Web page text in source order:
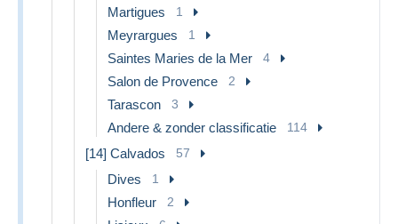
Martigues 1
Meyrargues 1
Saintes Maries de la Mer 4
Salon de Provence 2
Tarascon 3
Andere & zonder classificatie 114
[14] Calvados 57
Dives 1
Honfleur 2